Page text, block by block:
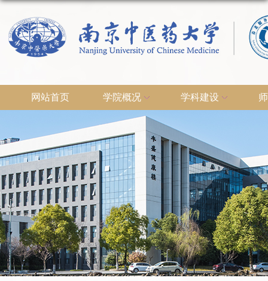
网站首页 学院概况 学科建设